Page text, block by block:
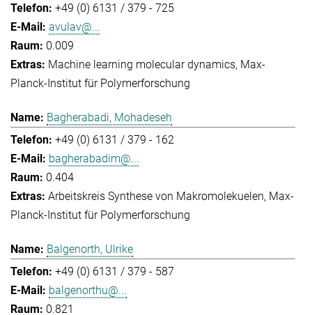
+49 (0) 6131 / 379 - 725
avulav@...
0.009
Machine learning molecular dynamics Max-
Planck-Institut für Polymerforschung
Bagherabadi, Mohadeseh
+49 (0) 6131 / 379 - 162
bagherabadim@...
0.404
Arbeitskreis Synthese von Makromolekuelen Max-
Planck-Institut für Polymerforschung
Balgenorth, Ulrike
+49 (0) 6131 / 379 - 587
balgenorthu@...
0.821